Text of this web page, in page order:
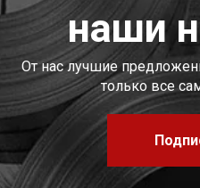
наши
От нас лучшие
только все